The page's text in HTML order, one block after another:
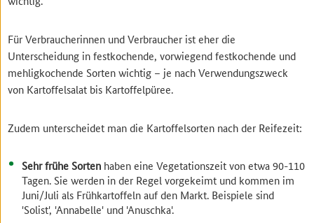
Für Verbraucherinnen und Verbraucher ist eher die
Unterscheidung in festkochende, vorwiegend festkochende und
mehligkochende Sorten wichtig – je nach Verwendungszweck
von Kartoffelsalat bis Kartoffelpüree.
Zudem unterscheidet man die Kartoffelsorten nach der Reifezeit:
Sehr frühe Sorten haben eine Vegetationszeit von etwa 90-110
Tagen. Sie werden in der Regel vorgekeimt und kommen im
Juni/Juli als Frühkartoffeln auf den Markt. Beispiele sind
'Solist', 'Annabelle' und 'Anuschka'.